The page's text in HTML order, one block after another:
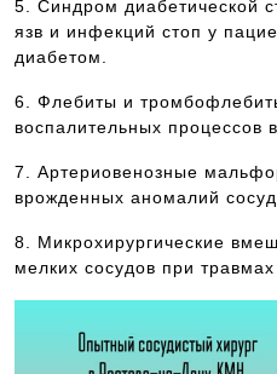
5. Синдром диабетической
язв и инфекций стоп у
диабетом.
6. Флебиты и
воспалительных процессов
7. Артериовенозные
врожденных аномалий
8. Микрохирургические
мелких сосудов при